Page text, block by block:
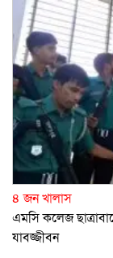
৪ জন খালাস
এমসি কলেজ
যাবজ্জীবন